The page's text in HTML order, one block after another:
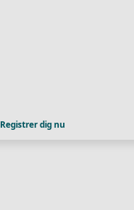
Registrer dig nu